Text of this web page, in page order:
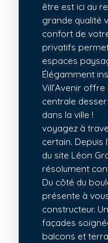
être est ici au
grande qualité
confort de
privatifs
espaces
Élégamment
Vill’Avenir
centrale
dans la ville !
voyagez à
certain. Depuis
du site Léon
résolument
Du côté du
présente à
constructeur.
façades
balcons et